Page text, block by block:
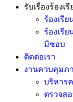
รับเรื่องร้องเรี
ร้องเรี
ร้องเรี
มิชอบ
ติดต่อเรา
งานควบคุมภ
บริหาร
ตรวจส